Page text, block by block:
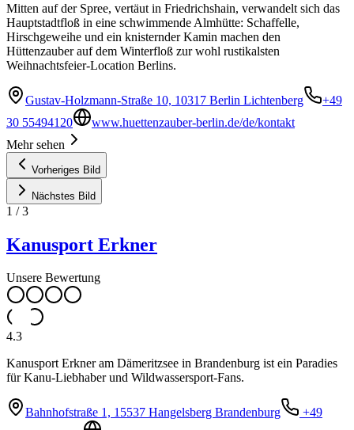
Mitten auf der Spree, vertäut in Friedrichshain, verwandelt sich das
Hauptstadtfloß in eine schwimmende Almhütte: Schaffelle,
Hirschgeweihe und ein knisternder Kamin machen den
Hüttenzauber auf dem Winterfloß zur wohl rustikalsten
Weihnachtsfeier-Location Berlins.
Gustav-Holzmann-Straße 10, 10317 Berlin Lichtenberg
+49
30 55494120
www.huettenzauber-berlin.de/de/kontakt
Mehr sehen
Vorheriges Bild
Nächstes Bild
1 /3
Kanusport Erkner
Unsere Bewertung
4.3
Kanusport Erkner am Dämeritzsee in Brandenburg ist ein Paradies
für Kanu-Liebhaber und Wildwassersport-Fans.
Bahnhofstraße 1, 15537 Hangelsberg Brandenburg
+49